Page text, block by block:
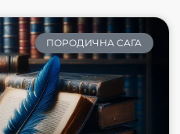
ПОРОДИЧНА САГА